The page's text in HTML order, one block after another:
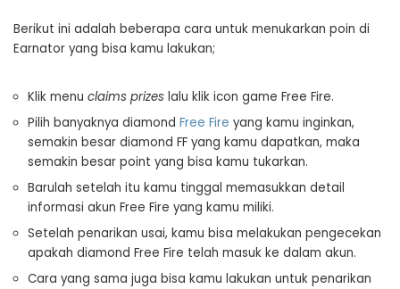
Berikut ini adalah beberapa cara untuk menukarkan poin di
Earnator yang bisa kamu lakukan;
Klik menu claims prizes lalu klik icon game Free Fire.
Pilih banyaknya diamond Free Fire yang kamu inginkan,
semakin besar diamond FF yang kamu dapatkan, maka
semakin besar point yang bisa kamu tukarkan.
Barulah setelah itu kamu tinggal memasukkan detail
informasi akun Free Fire yang kamu miliki.
Setelah penarikan usai, kamu bisa melakukan pengecekan
apakah diamond Free Fire telah masuk ke dalam akun.
Cara yang sama juga bisa kamu lakukan untuk penarikan